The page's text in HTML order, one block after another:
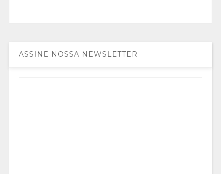
ASSINE NOSSA NEWSLETTER